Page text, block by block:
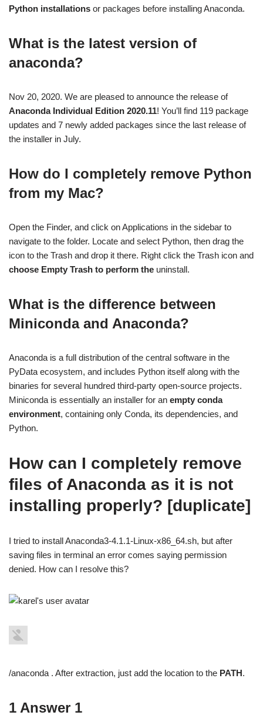
Python installations or packages before installing Anaconda.
What is the latest version of
anaconda?
Nov 20, 2020. We are pleased to announce the release of
Anaconda Individual Edition 2020.11! You’ll find 119 package
updates and 7 newly added packages since the last release of
the installer in July.
How do I completely remove Python
from my Mac?
Open the Finder, and click on Applications in the sidebar to
navigate to the folder. Locate and select Python, then drag the
icon to the Trash and drop it there. Right click the Trash icon and
choose Empty Trash to perform the uninstall.
What is the difference between
Miniconda and Anaconda?
Anaconda is a full distribution of the central software in the
PyData ecosystem, and includes Python itself along with the
binaries for several hundred third-party open-source projects.
Miniconda is essentially an installer for an empty conda
environment, containing only Conda, its dependencies, and
Python.
How can I completely remove
files of Anaconda as it is not
installing properly? [duplicate]
I tried to install Anaconda3-4.1.1-Linux-x86_64.sh, but after
saving files in terminal an error comes saying permission
denied. How can I resolve this?
/anaconda . After extraction, just add the location to the PATH.
1 Answer 1